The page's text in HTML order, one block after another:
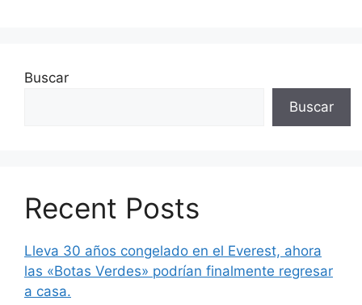
Buscar
Buscar
Recent Posts
Lleva 30 años congelado en el Everest, ahora
las «Botas Verdes» podrían finalmente regresar
a casa.